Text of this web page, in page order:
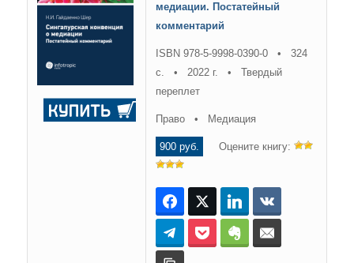
медиации. Постатейный
комментарий
ISBN 978-5-9998-0390-0 • 324
с. • 2022 г. • Твердый
переплет
Право • Медиация
900 руб. Оцените книгу:
FacebookTwitter LinkedIn
TelegramPocket Evernote